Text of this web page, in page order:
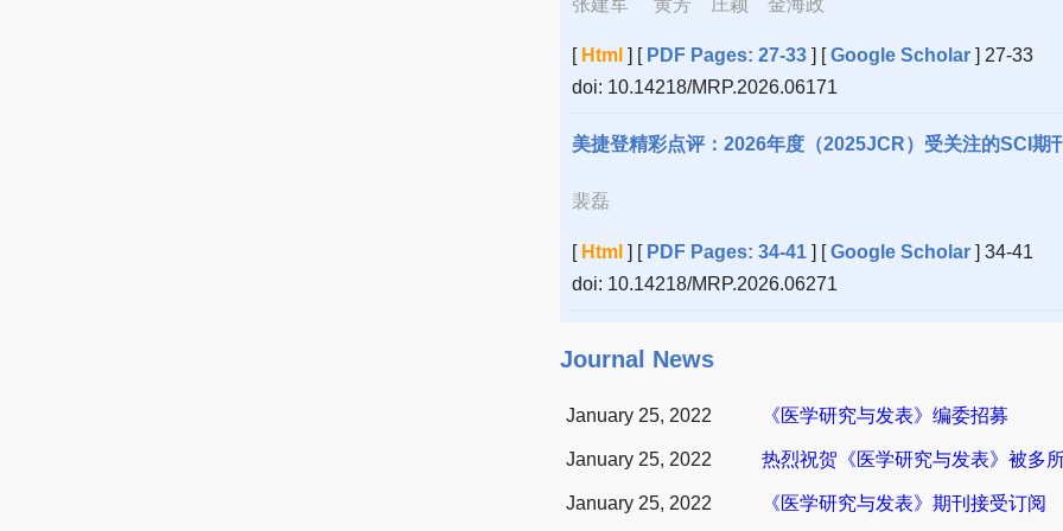
张建军 黄芳 庄颖 金海政
[Html ] [PDF Pages: 27-33 ] [Google Scholar ] 27-33
doi: 10.14218/MRP.2026.06171
美捷登精彩点评：2026年度（2025JCR）受关注的SCI期
裴磊
[Html ] [PDF Pages: 34-41 ] [Google Scholar ] 34-41
doi: 10.14218/MRP.2026.06271
Journal News
January 25, 2022 《医学研究与发表》编委招募
January 25, 2022 热烈祝贺《医学研究与发表》被多
January 25, 2022 《医学研究与发表》期刊接受订阅